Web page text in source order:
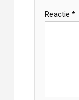
Reactie *